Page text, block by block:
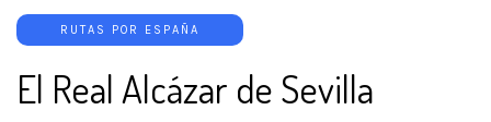
RUTAS POR ESPAÑA
El Real Alcázar de Sevilla